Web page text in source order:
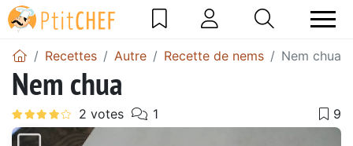
Recettes Autre Recette de nems Nem chua
Nem chua